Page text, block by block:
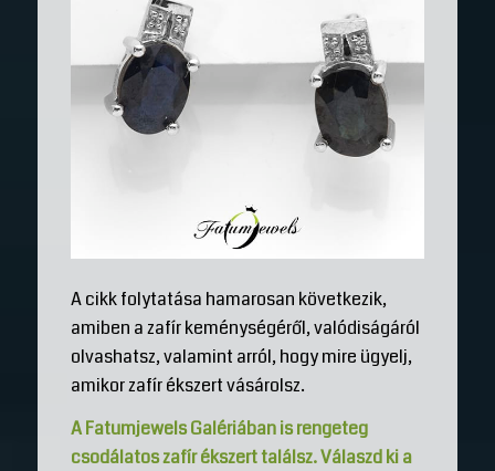
A cikk folytatása hamarosan következik,
amiben a zafír keménységéről, valódiságáról
olvashatsz, valamint arról, hogy mire ügyelj,
amikor zafír ékszert vásárolsz.
A Fatumjewels Galériában is rengeteg
csodálatos zafír ékszert találsz. Válaszd ki a